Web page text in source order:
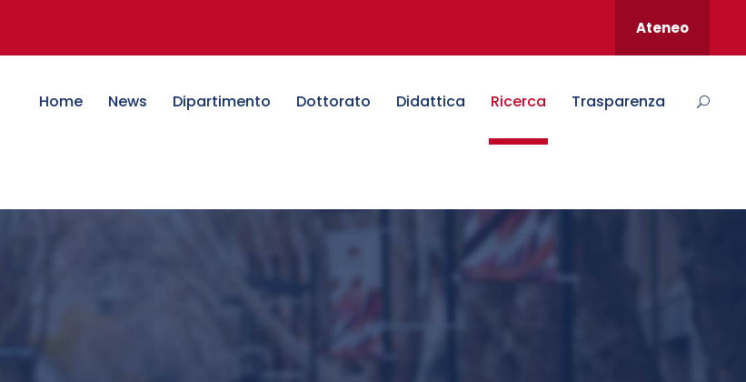
Ateneo
Home News Dipartimento Dottorato Didattica Ricerca Trasparenza